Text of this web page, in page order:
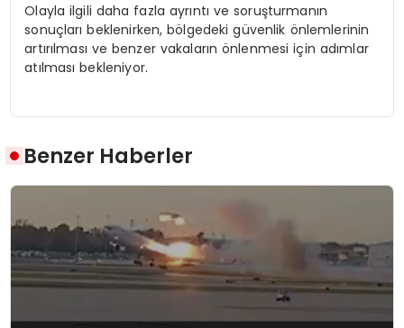
Olayla ilgili daha fazla ayrıntı ve soruşturmanın
sonuçları beklenirken, bölgedeki güvenlik önlemlerinin
artırılması ve benzer vakaların önlenmesi için adımlar
atılması bekleniyor.
Benzer Haberler